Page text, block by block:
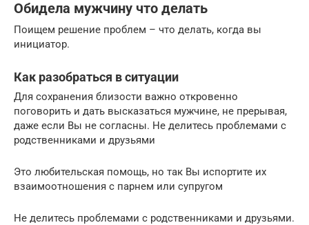
Обидела мужчину что делать
Поищем решение проблем – что делать, когда вы
инициатор.
Как разобраться в ситуации
Для сохранения близости важно откровенно
поговорить и дать высказаться мужчине, не прерывая,
даже если Вы не согласны. Не делитесь проблемами с
родственниками и друзьями
Это любительская помощь, но так Вы испортите их
взаимоотношения с парнем или супругом
Не делитесь проблемами с родственниками и друзьями.